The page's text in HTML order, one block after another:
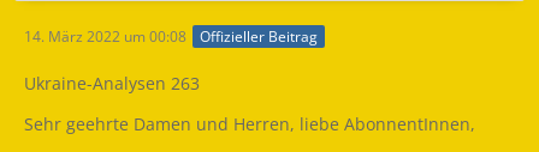
14. März 2022 um 00:08 Offizieller Beitrag
Ukraine-Analysen 263
Sehr geehrte Damen und Herren, liebe AbonnentInnen,